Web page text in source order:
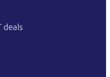
deals